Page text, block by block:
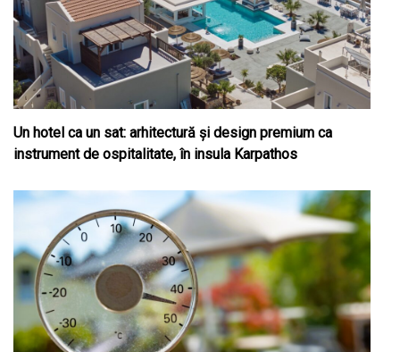
Un hotel ca un sat: arhitectură și design premium ca
instrument de ospitalitate, în insula Karpathos